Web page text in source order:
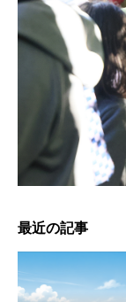
【受付終了】
最近の記事